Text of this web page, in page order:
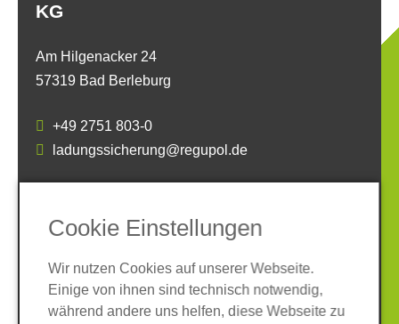
KG
Am Hilgenacker 24
57319 Bad Berleburg
+49 2751 803-0
ladungssicherung@regupol.de
SOCIAL MEDIA
Cookie Einstellungen
Wir nutzen Cookies auf unserer Webseite.
Einige von ihnen sind technisch notwendig,
während andere uns helfen, diese Webseite zu